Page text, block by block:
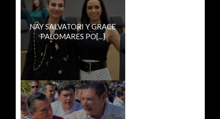
NAY SALVATORI Y GRACE
PALOMARES PO[...]